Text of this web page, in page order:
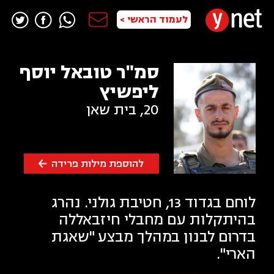
לעמוד הראשי >
להוספת מילות פרידה
סמ"ר טובאל יוסף
ליפשיץ
20
, בית שאן
לוחם בגדוד 13, חטיבת גולני. נהרג
בהיתקלות עם מחבלי חיזבאללה
בדרום לבנון במהלך מבצע "שאגת
הארי".